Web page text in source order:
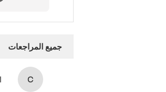
جميع المراجعات
C